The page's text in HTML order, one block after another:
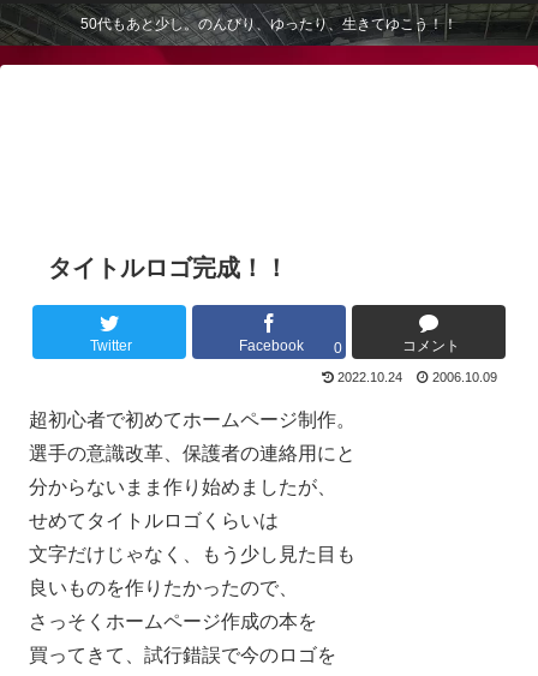
50代もあと少し。のんびり、ゆったり、生きてゆこう！！
タイトルロゴ完成！！
Twitter Facebook 0 コメント
2022.10.24 2006.10.09
超初心者で初めてホームページ制作。
選手の意識改革、保護者の連絡用にと
分からないまま作り始めましたが、
せめてタイトルロゴくらいは
文字だけじゃなく、もう少し見た目も
良いものを作りたかったので、
さっそくホームページ作成の本を
買ってきて、試行錯誤で今のロゴを